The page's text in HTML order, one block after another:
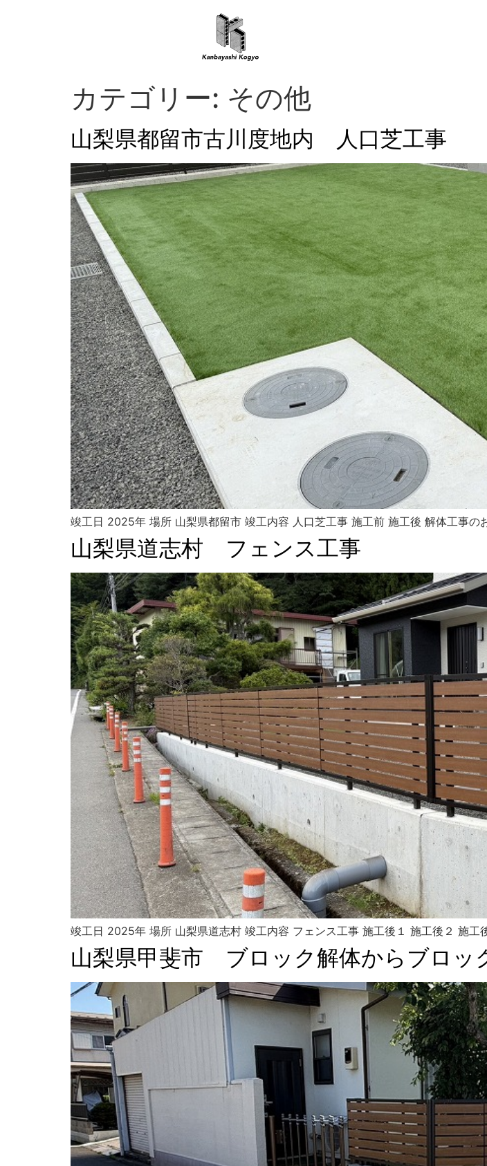
カテゴリー: その他
山梨県都留市古川度地内 人口芝工事
竣工日 2025年 場所 山梨県都留市 竣工内容 人口芝工事 施工前 施工後 解体工事
山梨県道志村 フェンス工事
竣工日 2025年 場所 山梨県道志村 竣工内容 フェンス工事 施工後１ 施工後２ 施
山梨県甲斐市 ブロック解体からブロッ